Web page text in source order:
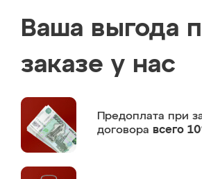
Ваша выгода
заказе у нас
Предоплата при
договора всего